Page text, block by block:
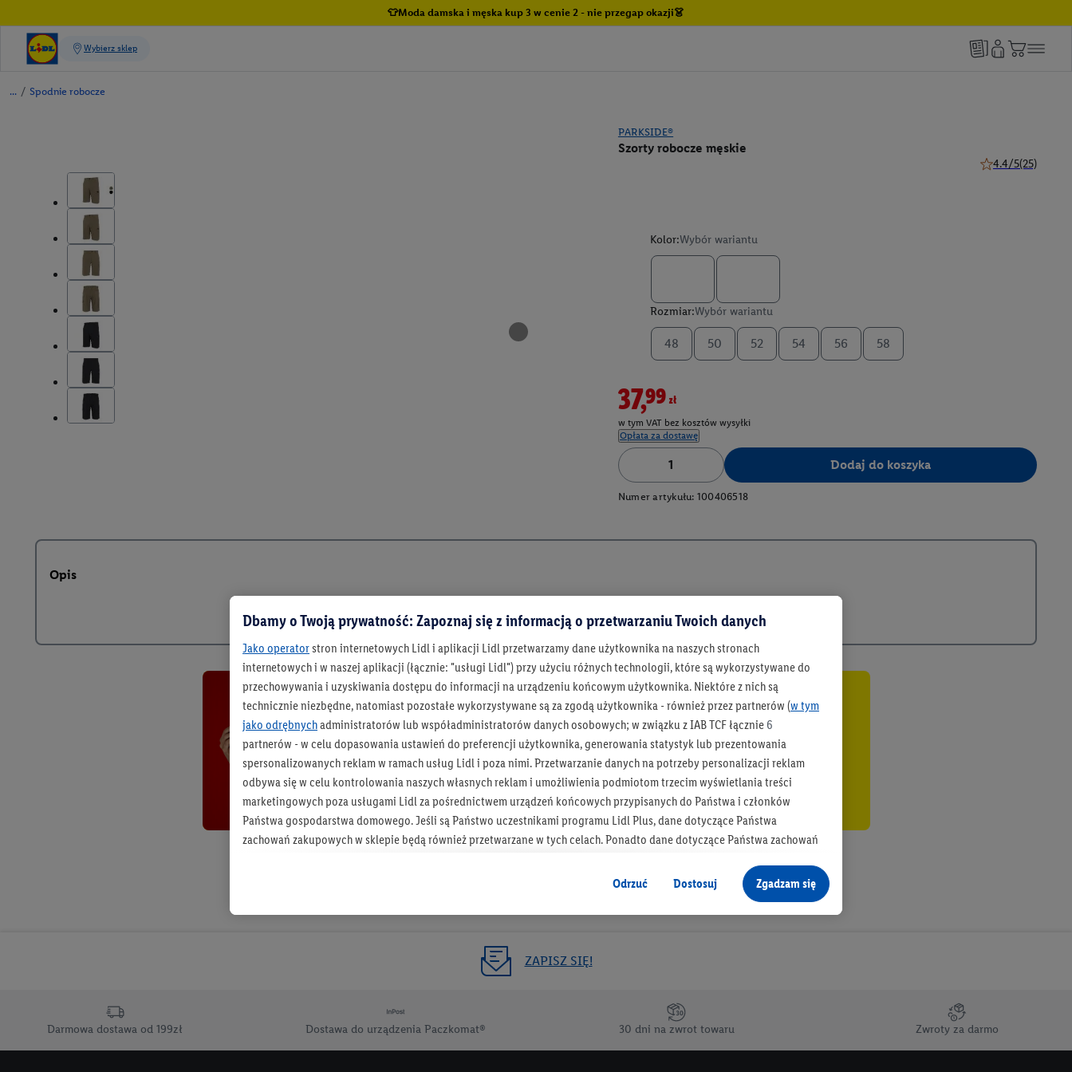
👕Moda damska i męska kup 3 w cenie 2 - nie przegap okazji👗
/ Spodnie robocze
PARKSIDE®
Szorty robocze męskie
4.4/5(25)
Kolor:Wybór wariantu
Rozmiar:Wybór wariantu
48 50 52 54 56 58
37,99zł
w tym VAT bez kosztów wysyłki
Opłata za dostawę
Dodaj do koszyka
Numer artykułu: 100406518
Opis
Bądź na bieżąco
Otrzymuj newsletter Lidla
Zapisz się!
ZAPISZ SIĘ!
Darmowa dostawa od 199zł Dostawa do urządzenia Paczkomat® 30 dni na zwrot towaru Zwroty za darmo
Dbamy o Twoją prywatność: Zapoznaj się z informacją o przetwarzaniu Twoich danych
Jako operatorstron internetowych Lidl i aplikacji Lidl przetwarzamy dane użytkownika na naszych stronach
internetowych i w naszej aplikacji (łącznie: "usługi Lidl") przy użyciu różnych technologii, które są wykorzystywane do
przechowywania i uzyskiwania dostępu do informacji na urządzeniu końcowym użytkownika. Niektóre z nich są
technicznie niezbędne, natomiast pozostałe wykorzystywane są za zgodą użytkownika - również przez partnerów (w tym
jako odrębnychadministratorów lub współadministratorów danych osobowych; w związku z IAB TCF łącznie 6
partnerów - w celu dopasowania ustawień do preferencji użytkownika, generowania statystyk lub prezentowania
spersonalizowanych reklam w ramach usług Lidl i poza nimi. Przetwarzanie danych na potrzeby personalizacji reklam
odbywa się w celu kontrolowania naszych własnych reklam i umożliwienia podmiotom trzecim wyświetlania treści
marketingowych poza usługami Lidl za pośrednictwem urządzeń końcowych przypisanych do Państwa i członków
Państwa gospodarstwa domowego. Jeśli są Państwo uczestnikami programu Lidl Plus, dane dotyczące Państwa
zachowań zakupowych w sklepie będą również przetwarzane w tych celach. Ponadto dane dotyczące Państwa zachowań
jako niezależny administrator danych
Tworzenie spersonalizowanych reklam opiera się na generowaniu profili, które są również wzbogacane o dane z innych
informacji z konta klienta - np. wieku lub płci - a także dokładnych danych dotyczących lokalizacji), również przez różne
urządzenia końcowe i usługi Lidl, w tym przechowywanie lub uzyskiwanie dostępu do informacji na urządzeniach
przetwarzanie odbywa się również w celu pomiaru wydajności/skuteczności reklamy, badania grup docelowych,
opracowywania ofert oraz zapewnienia bezpieczeństwa technicznego i optymalizacji wyświetlania konkretnych treści.
Odrzuć Dostosuj Zgadzam się